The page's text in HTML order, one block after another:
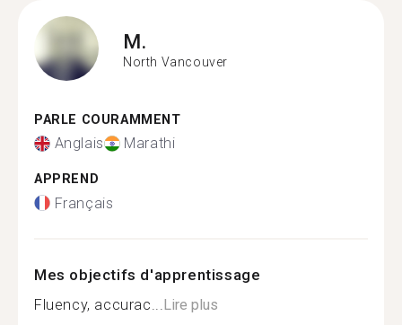
M.
North Vancouver
PARLE COURAMMENT
Anglais Marathi
APPREND
Français
Mes objectifs d'apprentissage
Fluency, accurac... Lire plus